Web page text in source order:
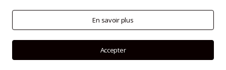
En savoir plus
Accepter